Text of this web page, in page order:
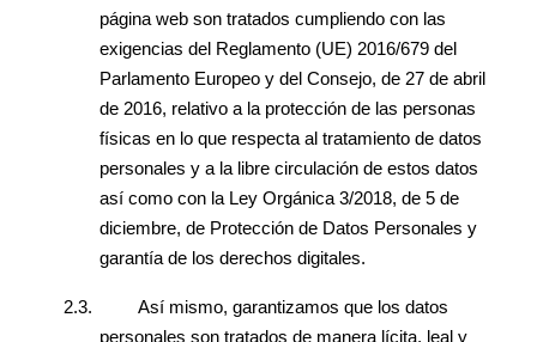
página web son tratados cumpliendo con las
exigencias del Reglamento (UE) 2016/679 del
Parlamento Europeo y del Consejo, de 27 de abril
de 2016, relativo a la protección de las personas
físicas en lo que respecta al tratamiento de datos
personales y a la libre circulación de estos datos
así como con la Ley Orgánica 3/2018, de 5 de
diciembre, de Protección de Datos Personales y
garantía de los derechos digitales.
2.3.
Así mismo, garantizamos que los datos
personales son tratados de manera lícita, leal y